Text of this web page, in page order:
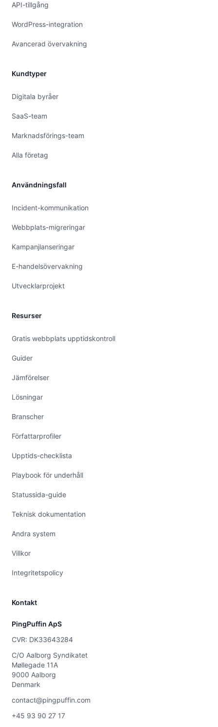
API-tillgång
WordPress-integration
Avancerad övervakning
Kundtyper
Digitala byråer
SaaS-team
Marknadsförings-team
Alla företag
Användningsfall
Incident-kommunikation
Webbplats-migreringar
Kampanjlanseringar
E-handelsövervakning
Utvecklarprojekt
Resurser
Gratis webbplats upptidskontroll
Guider
Jämförelser
Lösningar
Branscher
Författarprofiler
Upptids-checklista
Playbook för underhåll
Statussida-guide
Teknisk dokumentation
Andra system
Villkor
Integritetspolicy
Kontakt
PingPuffin ApS
CVR: DK33643284
C/O Aalborg Syndikatet
Møllegade 11A
9000 Aalborg
Denmark
contact@pingpuffin.com
+45 93 90 27 17